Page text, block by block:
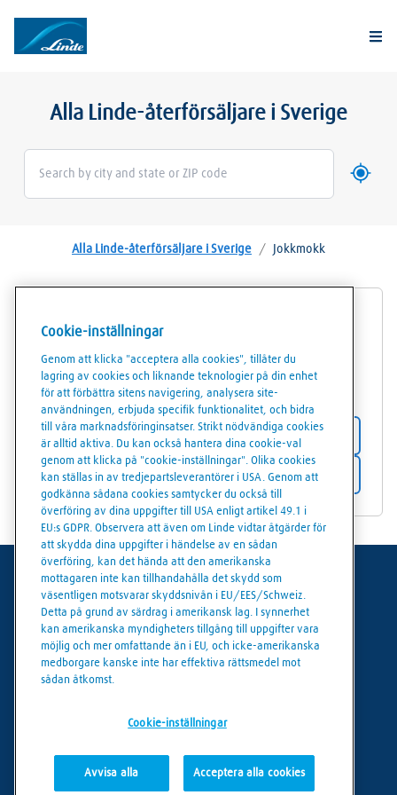
Alla Linde-återförsäljare i Sverige
Alla Linde-återförsäljare i Sverige / Jokkmokk
Linde Gas Försäljningsställe Bagge Bygg AB
Lappstavägen 14
96231 Jokkmokk
Butiksdetaljer
Få vägbeskrivning
Användarvillkor
Dataskydd
Cookies policy
Cookie-inställningar
Genom att klicka "acceptera alla cookies", tillåter du
lagring av cookies och liknande teknologier på din enhet
för att förbättra sitens navigering, analysera site-
användningen, erbjuda specifik funktionalitet, och bidra
till våra marknadsföringinsatser. Strikt nödvändiga cookies
är alltid aktiva. Du kan också hantera dina cookie-val
genom att klicka på "cookie-inställningar". Olika cookies
kan ställas in av tredjepartsleverantörer i USA. Genom att
godkänna sådana cookies samtycker du också till
överföring av dina uppgifter till USA enligt artikel 49.1 i
EU:s GDPR. Observera att även om Linde vidtar åtgärder för
att skydda dina uppgifter i händelse av en sådan
överföring, kan det hända att den amerikanska
mottagaren inte kan tillhandahålla det skydd som
väsentligen motsvarar skyddsnivån i EU/EES/Schweiz.
Detta på grund av särdrag i amerikansk lag. I synnerhet
kan amerikanska myndigheters tillgång till uppgifter vara
möjlig och mer omfattande än i EU, och icke-amerikanska
medborgare kanske inte har effektiva rättsmedel mot
sådan åtkomst.
Cookie-inställningar
Avvisa alla Acceptera alla cookies